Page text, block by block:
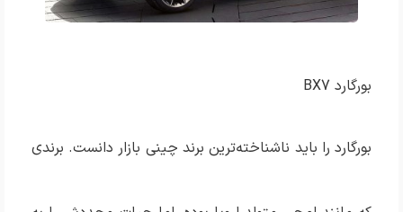
بورگارد BX7
بورگارد را باید ناشناخته‌ترین برند چینی بازار دانست. برندی